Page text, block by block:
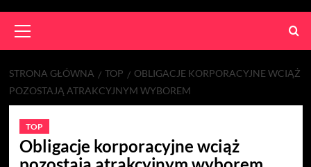
Menu
STRONA GŁÓWNA TOP
OBLIGACJE KORPORACYJNE WCIĄŻ
POZOSTAJĄ ATRAKCYJNYM WYBOREM
TOP
Obligacje korporacyjne wciąż